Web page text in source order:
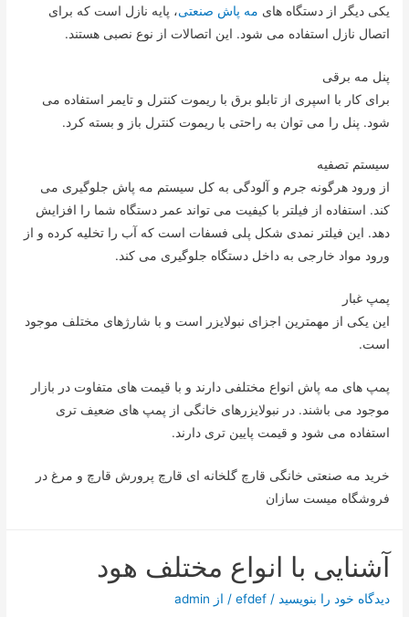
یکی دیگر از دستگاه های مه پاش صنعتی، پایه نازل است که برای
اتصال نازل استفاده می شود. این اتصالات از نوع نصبی هستند.
پنل مه برقی
برای کار با اسپری از تابلو برق با ریموت کنترل و تایمر استفاده می
شود. پنل را می توان به راحتی با ریموت کنترل باز و بسته کرد.
سیستم تصفیه
از ورود هرگونه جرم و آلودگی به کل سیستم مه پاش جلوگیری می
کند. استفاده از فیلتر با کیفیت می تواند عمر دستگاه شما را افزایش
دهد. این فیلتر نمدی شکل پلی فسفات است که آب را تخلیه کرده و از
ورود مواد خارجی به داخل دستگاه جلوگیری می کند.
پمپ غبار
این یکی از مهمترین اجزای نبولایزر است و با شارژهای مختلف موجود
است.
پمپ های مه پاش انواع مختلفی دارند و با قیمت های متفاوت در بازار
موجود می باشند. در نبولایزرهای خانگی از پمپ های ضعیف تری
استفاده می شود و قیمت پایین تری دارند.
خرید مه صنعتی خانگی قارچ گلخانه ای قارچ پرورش قارچ و مرغ در
فروشگاه میست سازان
آشنایی با انواع مختلف هود
دیدگاه‌ خود را بنویسید /
efdef / از admin